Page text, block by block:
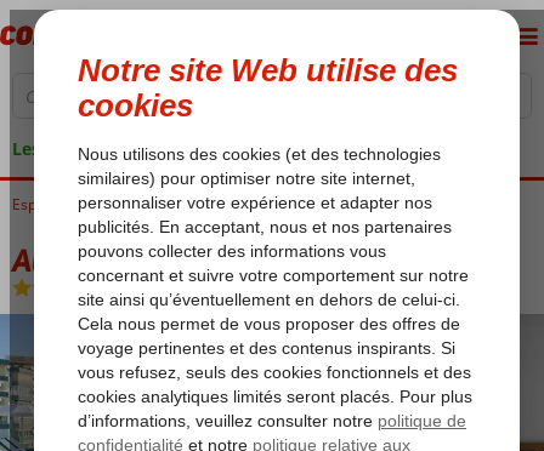
Les garanties de vacances
Espagne Costa del Sol Torremolinos AluaSun Lago Rojo
AluaSun Lago Rojo
Chambre et petit déjeuner-Hôtel